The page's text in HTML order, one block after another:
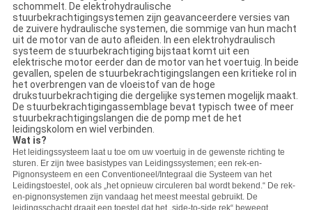
schommelt. De elektrohydraulische
stuurbekrachtigingsystemen zijn geavanceerdere versies van
de zuivere hydraulische systemen, die sommige van hun macht
uit de motor van de auto afleiden. In een elektrohydraulisch
systeem de stuurbekrachtiging bijstaat komt uit een
elektrische motor eerder dan de motor van het voertuig. In beide
gevallen, spelen de stuurbekrachtigingslangen een kritieke rol in
het overbrengen van de vloeistof van de hoge
drukstuurbekrachtiging die dergelijke systemen mogelijk maakt.
De stuurbekrachtigingassemblage bevat typisch twee of meer
stuurbekrachtigingslangen die de pomp met de het
leidingskolom en wiel verbinden.
Wat is?
Het leidingssysteem laat u toe om uw voertuig in de gewenste richting te
sturen. Er zijn twee basistypes van Leidingssystemen; een rek-en-
Pignonsysteem en een Conventioneel/Integraal die Systeem van het
Leidingstoestel, ook als „het opnieuw circuleren bal wordt bekend.“ De rek-
en-pignonsystemen zijn vandaag het meest meestal gebruikt. De